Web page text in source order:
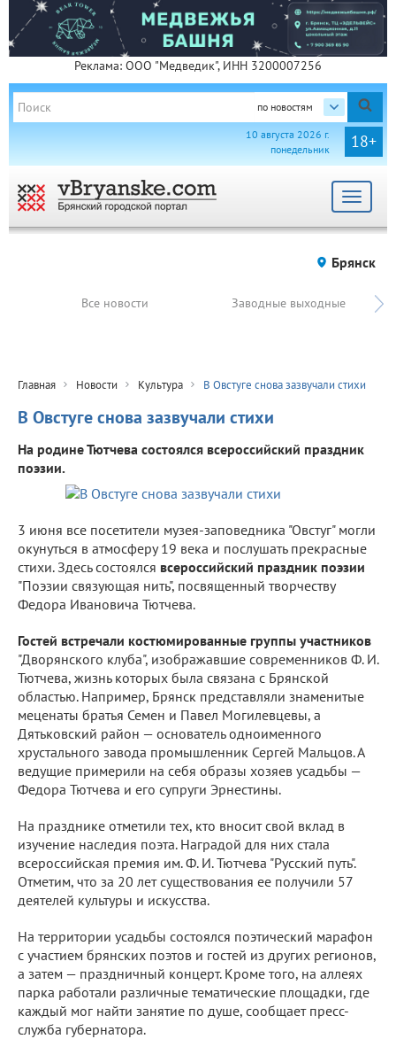
Реклама: ООО "Медведик", ИНН 3200007256
по новостям
18+
10 августа 2026 г.
понедельник
Toggle
Брянск
Все новости Заводные выходные
Главная Новости Культура В Овстуге снова зазвучали стихи
В Овстуге снова зазвучали стихи
На родине Тютчева состоялся всероссийский праздник
поэзии.
3 июня все посетители музея-заповедника "Овстуг" могли
окунуться в атмосферу 19 века и послушать прекрасные
стихи. Здесь состоялся всероссийский праздник поэзии
"Поэзии связующая нить", посвященный творчеству
Федора Ивановича Тютчева.
Гостей встречали костюмированные группы участников
"Дворянского клуба", изображавшие современников Ф. И.
Тютчева, жизнь которых была связана с Брянской
областью. Например, Брянск представляли знаменитые
меценаты братья Семен и Павел Могилевцевы, а
Дятьковский район — основатель одноименного
хрустального завода промышленник Сергей Мальцов. А
ведущие примерили на себя образы хозяев усадьбы —
Федора Тютчева и его супруги Эрнестины.
На празднике отметили тех, кто вносит свой вклад в
изучение наследия поэта. Наградой для них стала
всероссийская премия им. Ф. И. Тютчева "Русский путь".
Отметим, что за 20 лет существования ее получили 57
деятелей культуры и искусства.
На территории усадьбы состоялся поэтический марафон
с участием брянских поэтов и гостей из других регионов,
а затем — праздничный концерт. Кроме того, на аллеях
парка работали различные тематические площадки, где
каждый мог найти занятие по душе, сообщает пресс-
служба губернатора.